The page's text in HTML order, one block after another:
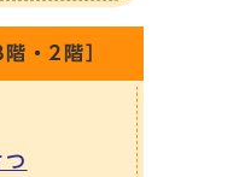
・2階］
つ